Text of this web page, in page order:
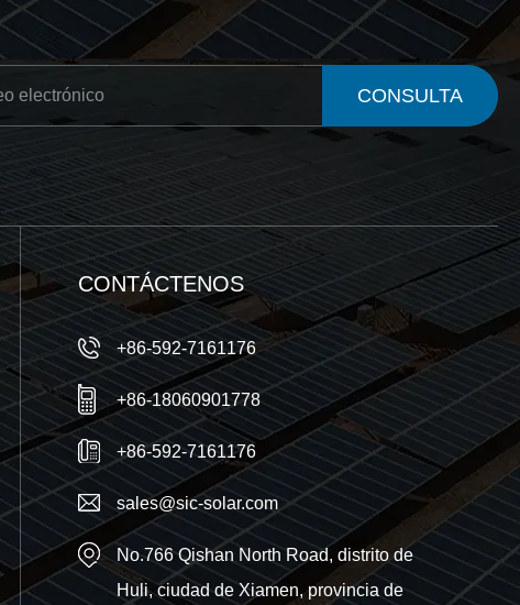
CONSULTA
CONTÁCTENOS
+86-592-7161176
+86-18060901778
+86-592-7161176
sales@sic-solar.com
No.766 Qishan North Road, distrito de
Huli, ciudad de Xiamen, provincia de